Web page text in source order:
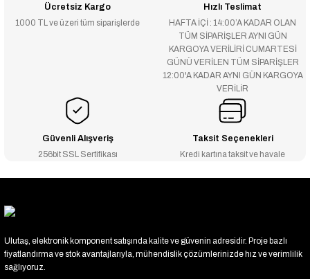
Ücretsiz Kargo
1000 TL ve üzeri tüm siparişlerde
Hızlı Teslimat
HAFTA İÇİ : 14:00’A KADAR OLAN
TÜM SİPARİŞLER AYNI GÜN
KARGOYA VERİLİRİ CUMARTESİ
GÜNÜ VERİLEN TÜM SİPARİŞLER
12:00'A KADAR AYNI GÜN KARGOYA
VERİLİR
Güvenli Alışveriş
256bit SSL Sertifikası
Taksit Seçenekleri
Kredi kartına taksit ve havale
Ulutaş, elektronik komponent satışında kalite ve güvenin adresidir. Proje bazlı
fiyatlandırma ve stok avantajlarıyla, mühendislik çözümlerinizde hız ve verimlilik
sağlıyoruz.